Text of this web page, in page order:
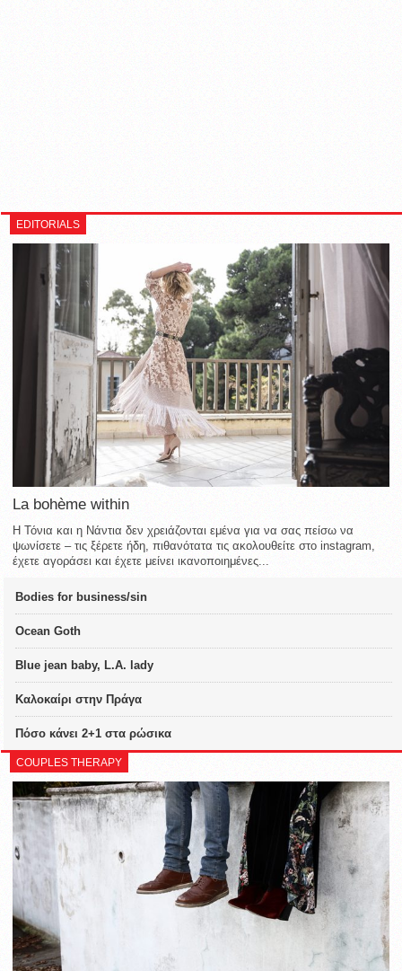
EDITORIALS
La bohème within
Η Τόνια και η Νάντια δεν χρειάζονται εμένα για να σας πείσω να
ψωνίσετε – τις ξέρετε ήδη, πιθανότατα τις ακολουθείτε στο instagram,
έχετε αγοράσει και έχετε μείνει ικανοποιημένες...
Bodies for business/sin
Ocean Goth
Blue jean baby, L.A. lady
Καλοκαίρι στην Πράγα
Πόσο κάνει 2+1 στα ρώσικα
COUPLES THERAPY